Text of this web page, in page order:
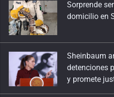
27 de Julio de 2026
Quinto Patio
25 de Julio de 2026
Quinto Patio
Sheinbaum
detenciones
México no
una
EUA contra